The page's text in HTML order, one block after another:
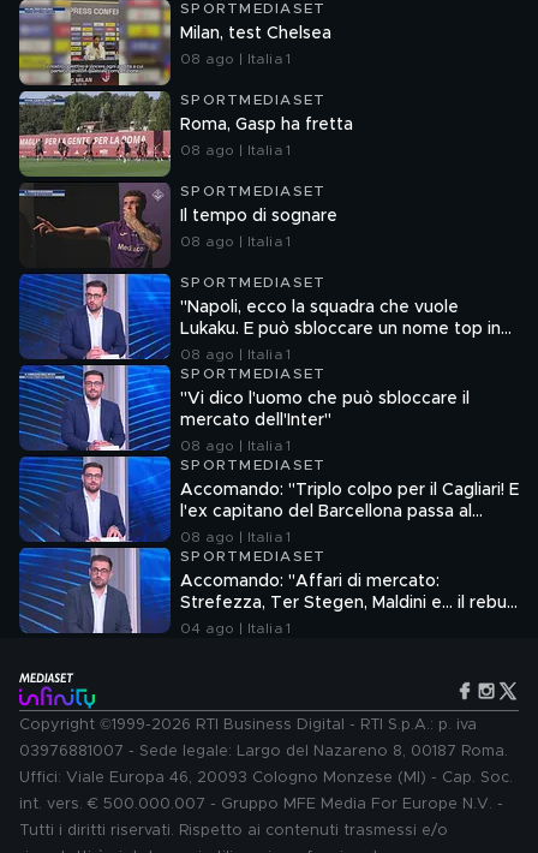
SPORTMEDIASET
Milan, test Chelsea
08 ago | Italia 1
SPORTMEDIASET
Roma, Gasp ha fretta
08 ago | Italia 1
SPORTMEDIASET
Il tempo di sognare
08 ago | Italia 1
SPORTMEDIASET
"Napoli, ecco la squadra che vuole
Lukaku. E può sbloccare un nome top in
attacco"
08 ago | Italia 1
SPORTMEDIASET
"Vi dico l'uomo che può sbloccare il
mercato dell'Inter"
08 ago | Italia 1
SPORTMEDIASET
Accomando: "Triplo colpo per il Cagliari! E
l'ex capitano del Barcellona passa al
Liverpool"
08 ago | Italia 1
SPORTMEDIASET
Accomando: "Affari di mercato:
Strefezza, Ter Stegen, Maldini e... il rebus
Sebastiano Esposito"
04 ago | Italia 1
Copyright ©1999-2026 RTI Business Digital - RTI S.p.A.: p. iva
03976881007 - Sede legale: Largo del Nazareno 8, 00187 Roma.
Uffici: Viale Europa 46, 20093 Cologno Monzese (MI) - Cap. Soc.
int. vers. € 500.000.007 - Gruppo MFE Media For Europe N.V. -
Tutti i diritti riservati. Rispetto ai contenuti trasmessi e/o